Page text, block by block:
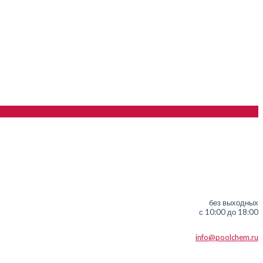
без выходных
с 10:00 до 18:00
info@poolchem.ru